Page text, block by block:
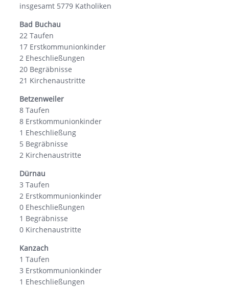
insgesamt 5779 Katholiken
Bad Buchau
22 Taufen
17 Erstkommunionkinder
2 Eheschließungen
20 Begräbnisse
21 Kirchenaustritte
Betzenweiler
8 Taufen
8 Erstkommunionkinder
1 Eheschließung
5 Begräbnisse
2 Kirchenaustritte
Dürnau
3 Taufen
2 Erstkommunionkinder
0 Eheschließungen
1 Begräbnisse
0 Kirchenaustritte
Kanzach
1 Taufen
3 Erstkommunionkinder
1 Eheschließungen